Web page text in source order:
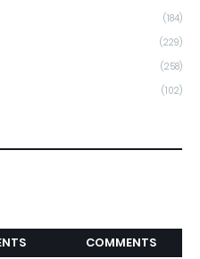
(184)
(229)
(258)
(102)
COMMENTS